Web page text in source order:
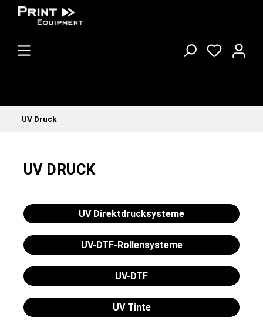
UV Druck
UV DRUCK
UV Direktdrucksysteme
UV-DTF-Rollensysteme
UV-DTF
UV Tinte